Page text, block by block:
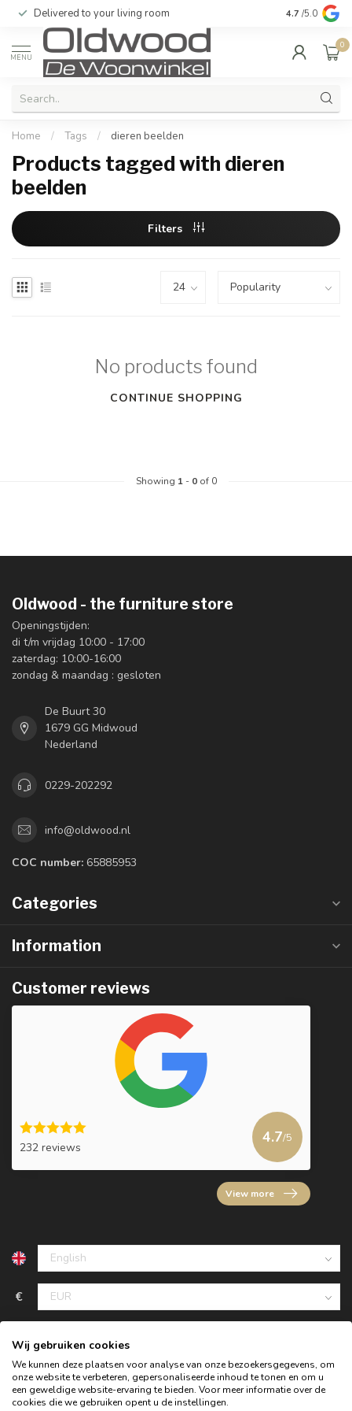
Delivered to your living room Quality &
4.7 /5.0
MENU
0
Home / Tags / dieren beelden
Products tagged with dieren
beelden
Filters
No products found
CONTINUE SHOPPING
Showing 1- 0of 0
Oldwood - the furniture store
Openingstijden:
di t/m vrijdag 10:00 - 17:00
zaterdag: 10:00-16:00
zondag & maandag : gesloten
De Buurt 30
1679 GG Midwoud
Nederland
0229-202292
info@oldwood.nl
COC number: 65885953
Categories
Information
Customer reviews
232 reviews
4.7/5
View more
€
Wij gebruiken cookies
We kunnen deze plaatsen voor analyse van onze bezoekersgegevens, om
onze website te verbeteren, gepersonaliseerde inhoud te tonen en om u
een geweldige website-ervaring te bieden. Voor meer informatie over de
cookies die we gebruiken opent u de instellingen.